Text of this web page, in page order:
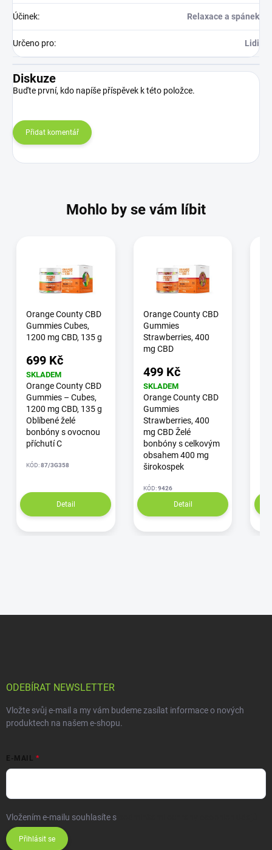
Účinek: Relaxace a spánek
Určeno pro: Lidi
Diskuze
Buďte první, kdo napíše příspěvek k této položce.
Přidat komentář
Mohlo by se vám líbit
Orange County CBD
Gummies Cubes,
1200 mg CBD, 135 g
699 Kč
SKLADEM
Orange County CBD
Gummies – Cubes,
1200 mg CBD, 135 g
Oblíbené želé
bonbóny s ovocnou
příchutí C
KÓD:87/3G358
Detail
Orange County CBD
Gummies
Strawberries, 400
mg CBD
499 Kč
SKLADEM
Orange County CBD
Gummies
Strawberries, 400
mg CBD Želé
bonbóny s celkovým
obsahem 400 mg
širokospek
KÓD:9426
Detail
ODEBÍRAT NEWSLETTER
Vložte svůj e-mail a my vám budeme zasílat informace o nových
produktech na našem e-shopu.
E-MAIL
Vložením e-mailu souhlasíte s
Přihlásit se